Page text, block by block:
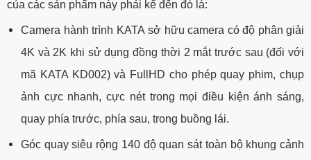
của các sản phẩm này phải kể đến đó là:
Camera hành trình KATA sở hữu camera có độ phân giải
4K và 2K khi sử dụng đồng thời 2 mắt trước sau (đối với
mã KATA KD002) và FullHD cho phép quay phim, chụp
ảnh cực nhanh, cực nét trong mọi điều kiện ánh sáng,
quay phía trước, phía sau, trong buồng lái.
Góc quay siêu rộng 140 độ quan sát toàn bộ khung cảnh